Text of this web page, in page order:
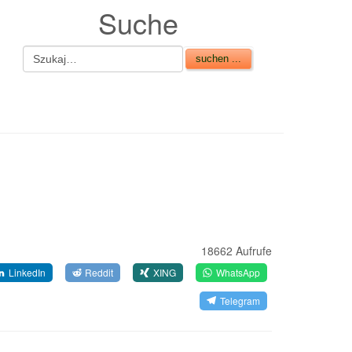
Suche
18662 Aufrufe
LinkedIn Reddit XING WhatsApp
Telegram